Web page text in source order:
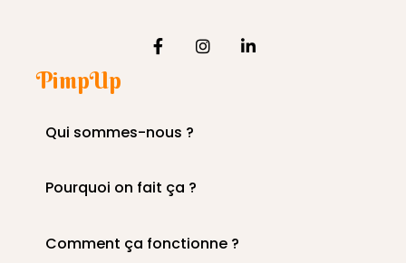
PimpUp
Qui sommes-nous ?
Pourquoi on fait ça ?
Comment ça fonctionne ?